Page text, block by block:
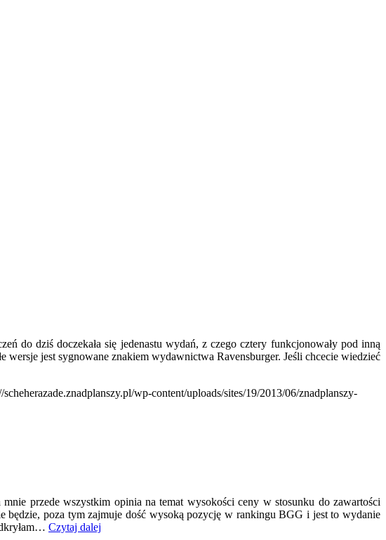
do dziś doczekała się jedenastu wydań, z czego cztery funkcjonowały pod inną
jest sygnowane znakiem wydawnictwa Ravensburger. Jeśli chcecie wiedzieć
scheherazade.znadplanszy.pl/wp-content/uploads/sites/19/2013/06/znadplanszy-
przede wszystkim opinia na temat wysokości ceny w stosunku do zawartości
będzie, poza tym zajmuje dość wysoką pozycję w rankingu BGG i jest to wydanie
Czytaj dalej